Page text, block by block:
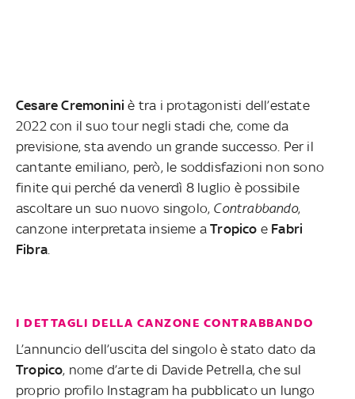
Cesare Cremonini è tra i protagonisti dell’estate
2022 con il suo tour negli stadi che, come da
previsione, sta avendo un grande successo. Per il
cantante emiliano, però, le soddisfazioni non sono
finite qui perché da venerdì 8 luglio è possibile
ascoltare un suo nuovo singolo, Contrabbando,
canzone interpretata insieme aTropico e Fabri
Fibra
I DETTAGLI DELLA CANZONE CONTRABBANDO
L’annuncio dell’uscita del singolo è stato dato da
Tropico, nome d’arte di Davide Petrella, che sul
proprio profilo Instagram ha pubblicato un lungo